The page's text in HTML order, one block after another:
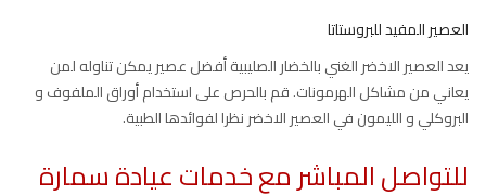
العصير المفيد للبروستاتا
يعد العصير الاخضر الغني بالخضار الصليبية أفضل عصير يمكن تناوله لمن
يعاني من مشاكل الهرمونات. قم بالحرص على استخدام أوراق الملفوف و
البروكلي و الليمون في العصير الاخضر نظرا لفوائدها الطبية.
للتواصل المباشر مع خدمات عيادة سمارة